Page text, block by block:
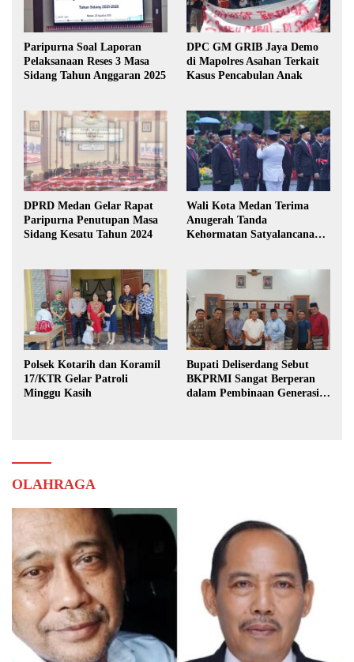
Paripurna Soal Laporan
Pelaksanaan Reses 3 Masa
Sidang Tahun Anggaran 2025
DPC GM GRIB Jaya Demo
di Mapolres Asahan Terkait
Kasus Pencabulan Anak
DPRD Medan Gelar Rapat
Paripurna Penutupan Masa
Sidang Kesatu Tahun 2024
Wali Kota Medan Terima
Anugerah Tanda
Kehormatan Satyalancana
Polsek Kotarih dan Koramil
17/KTR Gelar Patroli
Minggu Kasih
Bupati Deliserdang Sebut
BKPRMI Sangat Berperan
dalam Pembinaan Generasi
OLAHRAGA